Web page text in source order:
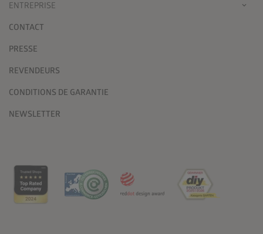
ENTREPRISE
CONTACT
PRESSE
REVENDEURS
CONDITIONS DE GARANTIE
NEWSLETTER